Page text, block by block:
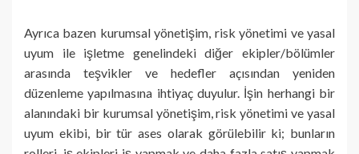
Ayrıca bazen kurumsal yönetişim, risk yönetimi ve yasal
uyum ile işletme genelindeki diğer ekipler/bölümler
arasında teşvikler ve hedefler açısından yeniden
düzenleme yapılmasına ihtiyaç duyulur. İşin herhangi bir
alanındaki bir kurumsal yönetişim, risk yönetimi ve yasal
uyum ekibi, bir tür ases olarak görülebilir ki; bunların